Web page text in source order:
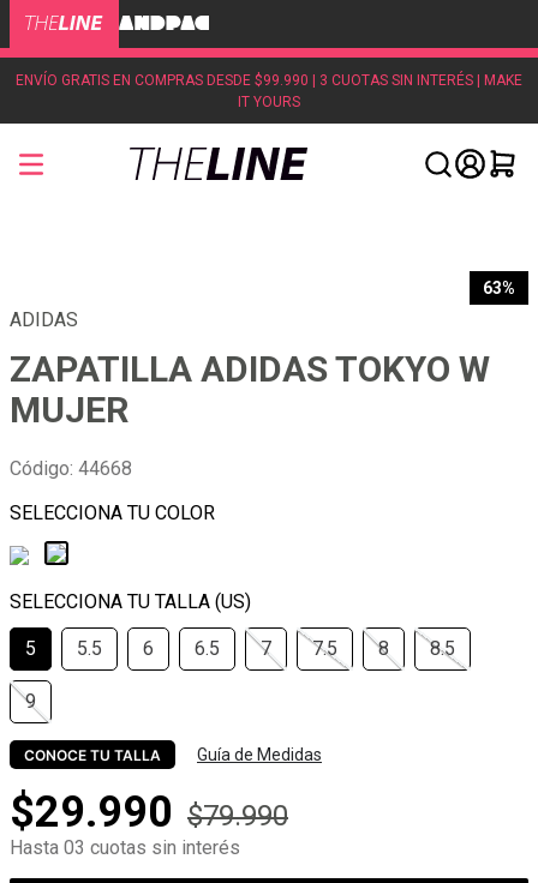
ENVÍO GRATIS EN COMPRAS DESDE $99.990 | 3 CUOTAS SIN INTERÉS | MAKE
IT YOURS
63%
ADIDAS
ZAPATILLA ADIDAS TOKYO W
MUJER
Código: 44668
5 5.5 6 6.5 7 7.5 8 8.5
9
CONOCE TU TALLA Guía de Medidas
$29.990 $79.990
Hasta 03 cuotas sin interés